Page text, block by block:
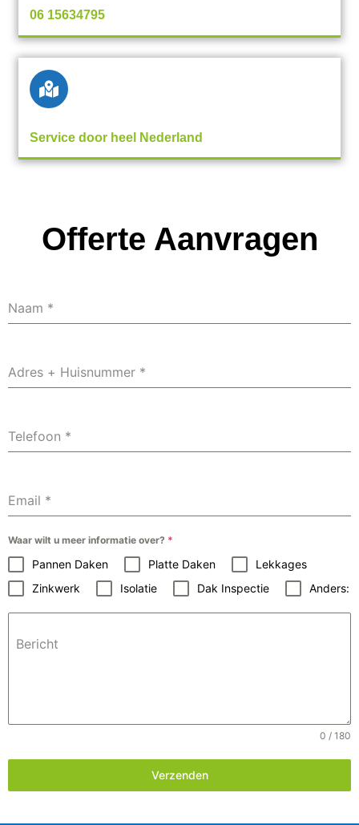
06 15634795
Service door heel Nederland
Offerte Aanvragen
Naam *
Adres + Huisnummer *
Telefoon *
Email *
Waar wilt u meer informatie over? *
Pannen Daken Platte Daken
Lekkages
Zinkwerk
Isolatie Dak Inspectie Anders:
Bericht
0 / 180
Verzenden